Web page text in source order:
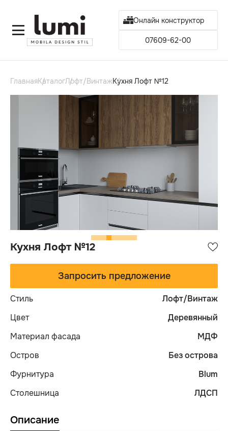
Онлайн конструктор
07609-62-00
ГлавнаяКаталогЛофт/ВинтажКухня Лофт №12
Кухня Лофт №12
Запросить предложение
Стиль
Лофт/Винтаж
Цвет
Деревянный
Материал фасада
МДФ
Остров
Без острова
Фурнитура
Blum
Столешница
ЛДСП
Описание